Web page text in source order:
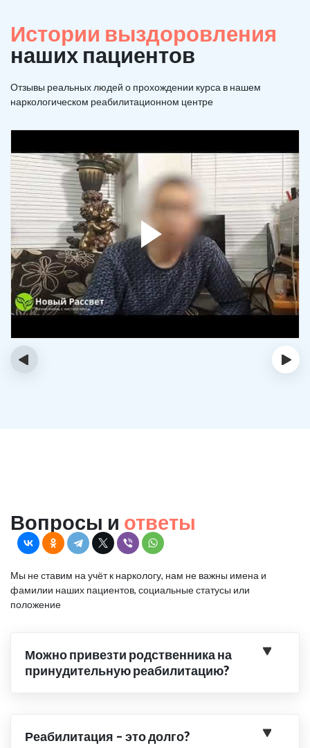
Истории выздоровления
наших пациентов
Отзывы реальных людей о прохождении курса в нашем
наркологическом реабилитационном центре
‹ ›
Вопросы и ответы
Мы не ставим на учёт к наркологу, нам не важны имена и
фамилии наших пациентов, социальные статусы или
положение
Можно привезти родственника на
принудительную реабилитацию?
Реабилитация – это долго?